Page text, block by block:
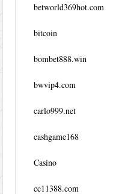
betworld369hot.com
bitcoin
bombet888.win
bwvip4.com
carlo999.net
cashgame168
Casino
cc11388.com